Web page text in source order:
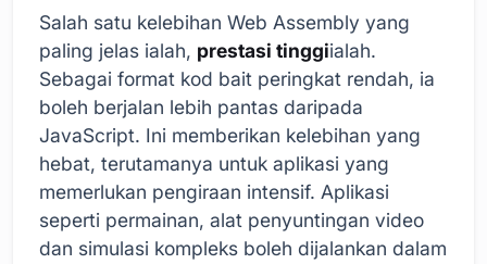
Salah satu kelebihan Web Assembly yang
paling jelas ialah, prestasi tinggiialah.
Sebagai format kod bait peringkat rendah, ia
boleh berjalan lebih pantas daripada
JavaScript. Ini memberikan kelebihan yang
hebat, terutamanya untuk aplikasi yang
memerlukan pengiraan intensif. Aplikasi
seperti permainan, alat penyuntingan video
dan simulasi kompleks boleh dijalankan dalam